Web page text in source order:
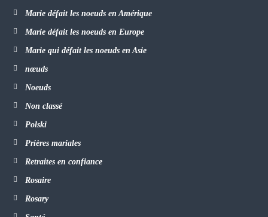
Marie défait les noeuds en Amérique
Marie défait les noeuds en Europe
Marie qui défait les noeuds en Asie
nœuds
Noeuds
Non classé
Polski
Prières mariales
Retraites en confiance
Rosaire
Rosary